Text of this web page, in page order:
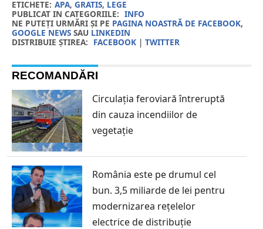
ETICHETE: APA, GRATIS, LEGE
PUBLICAT IN CATEGORIILE: INFO
NE PUTEȚI URMĂRI ȘI PE PAGINA NOASTRĂ DE FACEBOOK,
GOOGLE NEWSSAU LINKEDIN
DISTRIBUIE ȘTIREA: FACEBOOK| TWITTER
RECOMANDĂRI
Circulația feroviară întreruptă
din cauza incendiilor de
vegetație
România este pe drumul cel
bun. 3,5 miliarde de lei pentru
modernizarea rețelelor
electrice de distribuție